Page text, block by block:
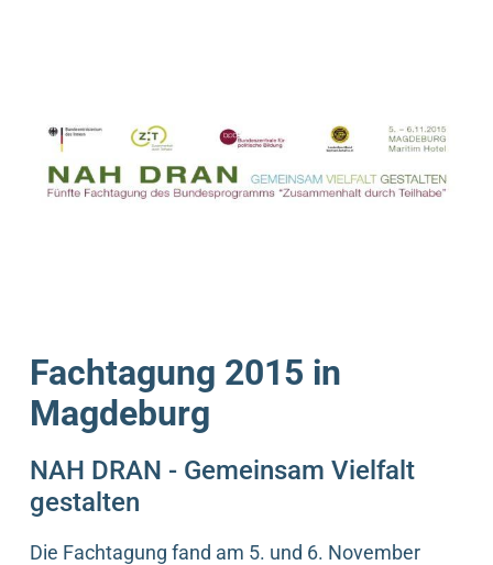
Fachtagung 2015 in
Magdeburg
NAH DRAN - Gemeinsam Vielfalt
gestalten
Die Fachtagung fand am 5. und 6. November